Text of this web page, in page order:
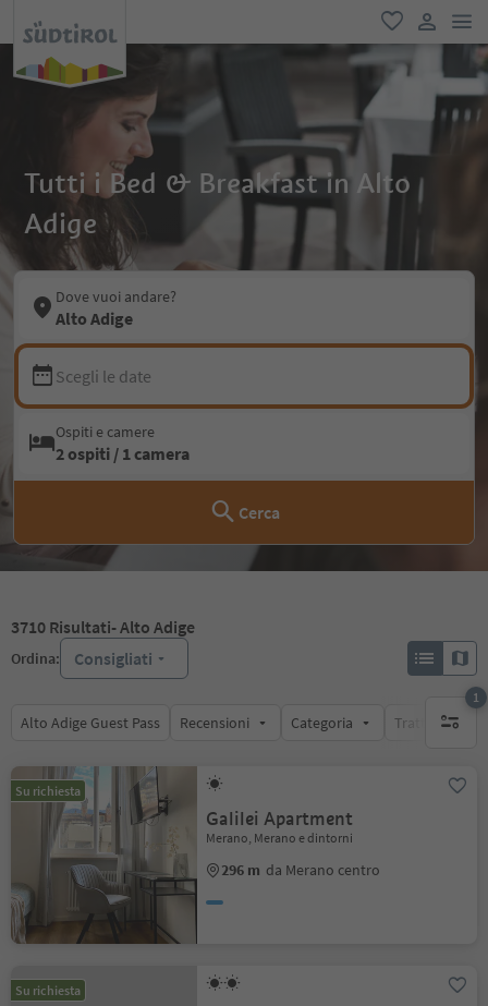
favoriti
user link
Tutti i Bed & Breakfast in Alto
Adige
Dove vuoi andare?
Alto Adige
Scegli le date
Ospiti e camere
2 ospiti / 1 camera
Cerca
3710 Risultati- Alto Adige
Ordina: Consigliati
Alto Adige Guest Pass Recensioni Categoria Trattamento
1
1 filtro
Su richiesta
Galilei Apartment
Merano, Merano e dintorni
296 m da Merano centro
Su richiesta